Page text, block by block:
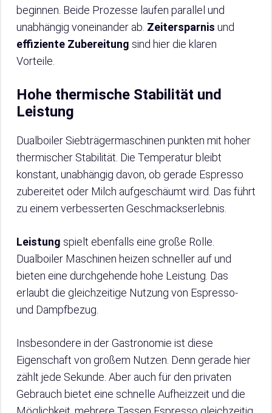
beginnen. Beide Prozesse laufen parallel und
unabhängig voneinander ab. Zeitersparnis und
effiziente Zubereitung sind hier die klaren
Vorteile.
Hohe thermische Stabilität und
Leistung
Dualboiler Siebträgermaschinen punkten mit hoher
thermischer Stabilität. Die Temperatur bleibt
konstant, unabhängig davon, ob gerade Espresso
zubereitet oder Milch aufgeschäumt wird. Das führt
zu einem verbesserten Geschmackserlebnis.
Leistung spielt ebenfalls eine große Rolle.
Dualboiler Maschinen heizen schneller auf und
bieten eine durchgehende hohe Leistung. Das
erlaubt die gleichzeitige Nutzung von Espresso-
und Dampfbezug.
Insbesondere in der Gastronomie ist diese
Eigenschaft von großem Nutzen. Denn gerade hier
zählt jede Sekunde. Aber auch für den privaten
Gebrauch bietet eine schnelle Aufheizzeit und die